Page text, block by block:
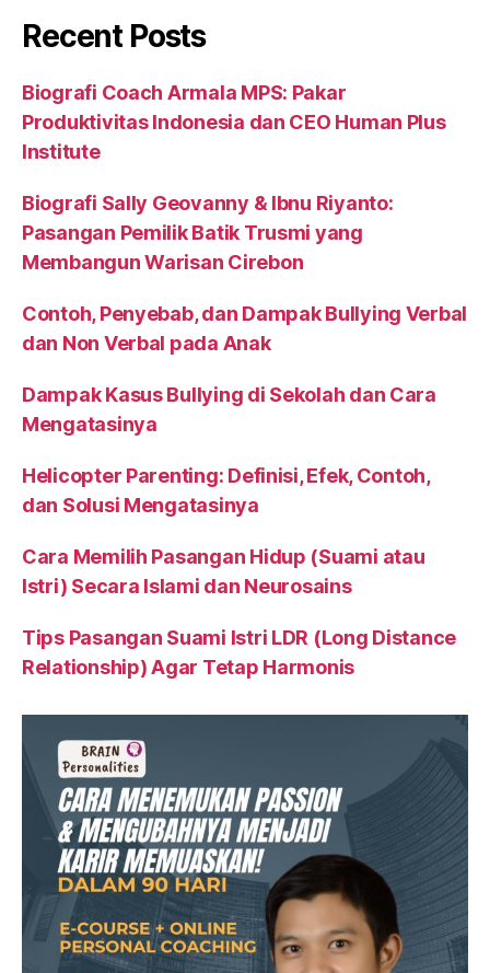
Recent Posts
Biografi Coach Armala MPS: Pakar
Produktivitas Indonesia dan CEO Human Plus
Institute
Biografi Sally Geovanny & Ibnu Riyanto:
Pasangan Pemilik Batik Trusmi yang
Membangun Warisan Cirebon
Contoh, Penyebab, dan Dampak Bullying Verbal
dan Non Verbal pada Anak
Dampak Kasus Bullying di Sekolah dan Cara
Mengatasinya
Helicopter Parenting: Definisi, Efek, Contoh,
dan Solusi Mengatasinya
Cara Memilih Pasangan Hidup (Suami atau
Istri) Secara Islami dan Neurosains
Tips Pasangan Suami Istri LDR (Long Distance
Relationship) Agar Tetap Harmonis